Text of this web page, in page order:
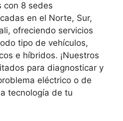
con 8 sedes
en el Norte, Sur,
ofreciendo servicios
tipo de vehículos,
e híbridos. ¡Nuestros
para diagnosticar y
eléctrico o de
tecnología de tu